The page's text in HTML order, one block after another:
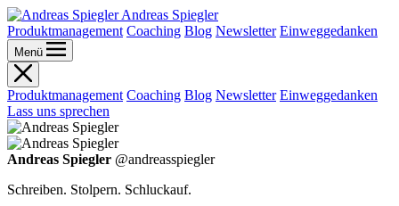
Andreas Spiegler
Produktmanagement Coaching Blog Newsletter Einweggedanken
Menü
Produktmanagement Coaching Blog Newsletter Einweggedanken
Lass uns sprechen
Andreas Spiegler @andreasspiegler
Schreiben. Stolpern. Schluckauf.